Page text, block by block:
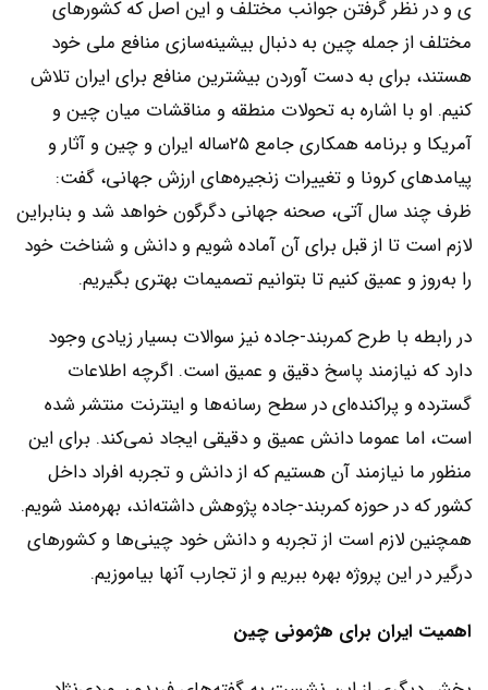
ی و در نظر گرفتن جوانب مختلف و این اصل که کشورهای
مختلف از جمله چین به دنبال بیشینه‌‌‌سازی منافع ملی خود
هستند، برای به دست آوردن بیشترین منافع برای ایران تلاش
کنیم. او با اشاره به تحولات منطقه و مناقشات میان چین و
آمریکا و برنامه همکاری جامع ۲۵ساله ایران و چین و آثار و
پیامدهای کرونا و تغییرات زنجیره‌‌‌های ارزش جهانی، گفت:
ظرف چند سال آتی، صحنه جهانی دگرگون خواهد شد و بنابراین
لازم است تا از قبل برای آن آماده شویم و دانش و شناخت خود
را به‌‌‌روز و عمیق کنیم تا بتوانیم تصمیمات بهتری بگیریم.
در رابطه با طرح کمربند-جاده نیز سوالات بسیار زیادی وجود
دارد که نیازمند پاسخ دقیق و عمیق است. اگرچه اطلاعات
گسترده و پراکنده‌‌‌ای در سطح رسانه‌‌‌ها و اینترنت منتشر شده
است، اما عموما دانش عمیق و دقیقی ایجاد نمی‌‌‌کند. برای این
منظور ما نیازمند آن هستیم که از دانش و تجربه افراد داخل
کشور که در حوزه کمربند-جاده پژوهش داشته‌‌‌اند، بهره‌‌‌مند شویم.
همچنین لازم است از تجربه و دانش خود چینی‌‌‌ها و کشورهای
درگیر در این پروژه بهره ببریم و از تجارب آنها بیاموزیم.
اهمیت ایران برای هژمونی چین